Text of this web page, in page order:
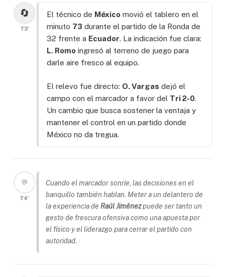
🔄
73'
El técnico de México movió el tablero en el
minuto 73 durante el partido de la Ronda de
32 frente a Ecuador. La indicación fue clara:
L. Romo ingresó al terreno de juego para
darle aire fresco al equipo.
El relevo fue directo: O. Vargas dejó el
campo con el marcador a favor del Tri 2-0.
Un cambio que busca sostener la ventaja y
mantener el control en un partido donde
México no da tregua.
💬
74'
Cuando el marcador sonríe, las decisiones en el
banquillo también hablan. Meter a un delantero de
la experiencia de Raúl Jiménezpuede ser tanto un
gesto de frescura ofensiva como una apuesta por
el físico y el liderazgo para cerrar el partido con
autoridad.